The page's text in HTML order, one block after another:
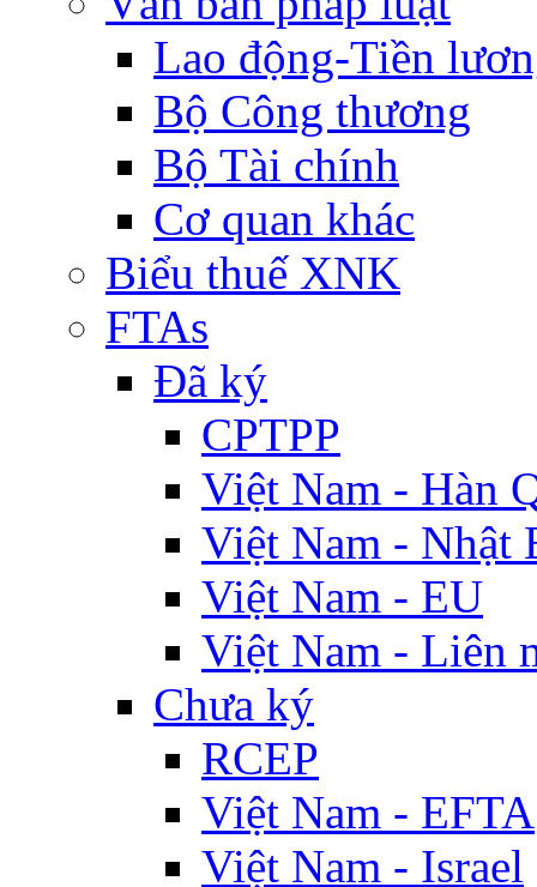
Lao động-Tiền
Bộ Công thương
Bộ Tài chính
Cơ quan khác
Biểu thuế XNK
FTAs
Đã ký
CPTPP
Việt Nam - Hàn
Việt Nam - Nhật
Việt Nam - EU
Việt Nam - Liên
Chưa ký
RCEP
Việt Nam - EFTA
Việt Nam - Israel